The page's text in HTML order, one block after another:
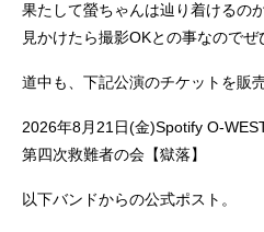
果たして螢ちゃんは辿り着けるのか
見かけたら撮影OKとの事なのでぜ
道中も、下記公演のチケットを販
2026年8月21日(金)Spotify O-
第四次救難者の会【獄落】
以下バンドからの公式ポスト。